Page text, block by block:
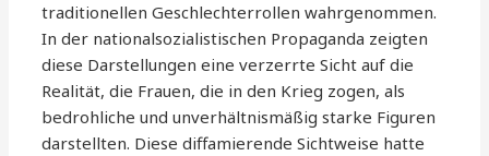
traditionellen Geschlechterrollen wahrgenommen.
In der nationalsozialistischen Propaganda zeigten
diese Darstellungen eine verzerrte Sicht auf die
Realität, die Frauen, die in den Krieg zogen, als
bedrohliche und unverhältnismäßig starke Figuren
darstellten. Diese diffamierende Sichtweise hatte